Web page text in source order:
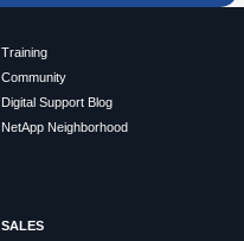
Training
Community
Digital Support Blog
NetApp Neighborhood
SALES